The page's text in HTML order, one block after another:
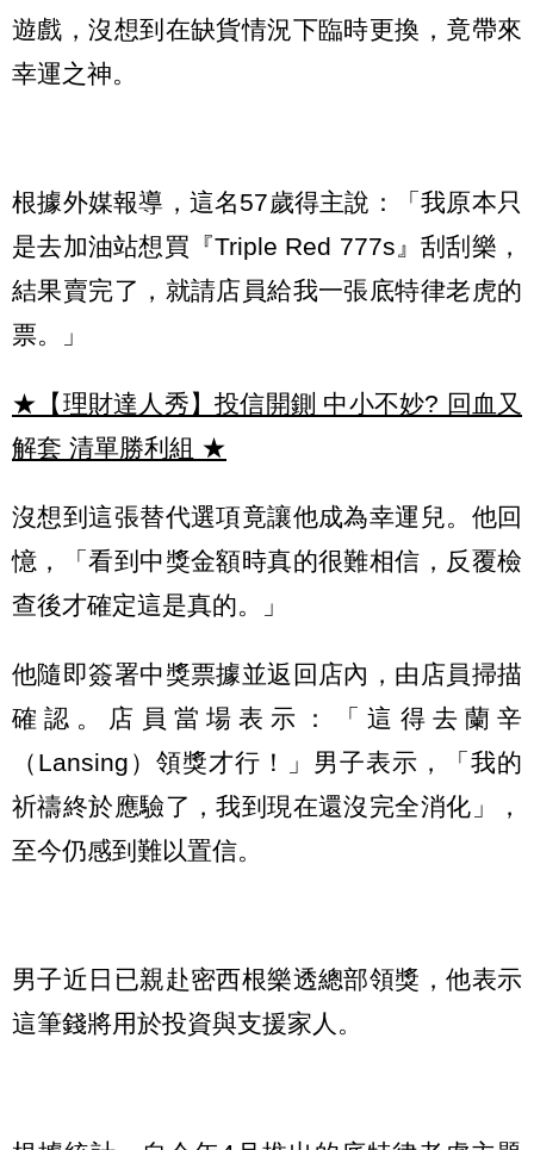
遊戲，沒想到在缺貨情況下臨時更換，竟帶來
幸運之神。
根據外媒報導，這名57歲得主說：「我原本只
是去加油站想買『Triple Red 777s』刮刮樂，
結果賣完了，就請店員給我一張底特律老虎的
票。」
★【理財達人秀】投信開鍘 中小不妙? 回血又
解套 清單勝利組 ★
沒想到這張替代選項竟讓他成為幸運兒。他回
憶，「看到中獎金額時真的很難相信，反覆檢
查後才確定這是真的。」
他隨即簽署中獎票據並返回店內，由店員掃描
確認。店員當場表示：「這得去蘭辛
（Lansing）領獎才行！」男子表示，「我的
祈禱終於應驗了，我到現在還沒完全消化」，
至今仍感到難以置信。
男子近日已親赴密西根樂透總部領獎，他表示
這筆錢將用於投資與支援家人。